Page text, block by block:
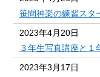
笹間神楽の練習スタ
2023年4月20日
３年生写真講座と
2023年3月17日